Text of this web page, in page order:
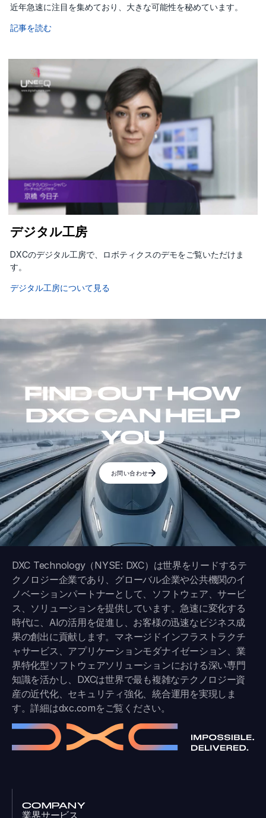
近年急速に注目を集めており、大きな可能性を秘めています。
記事を読む
デジタル工房
DXCのデジタル工房で、ロボティクスのデモをご覧いただけま
す。
デジタル工房について見る
FIND OUT HOW
DXC CAN HELP
YOU
お問い合わせ
DXC Technology（NYSE: DXC）は世界をリードするテ
クノロジー企業であり、グローバル企業や公共機関のイ
ノベーションパートナーとして、ソフトウェア、サービ
ス、ソリューションを提供しています。急速に変化する
時代に、AIの活用を促進し、お客様の迅速なビジネス成
果の創出に貢献します。マネージドインフラストラクチ
ャサービス、アプリケーションモダナイゼーション、業
界特化型ソフトウェアソリューションにおける深い専門
知識を活かし、DXCは世界で最も複雑なテクノロジー資
産の近代化、セキュリティ強化、統合運用を実現しま
す。詳細はdxc.comをご覧ください。
COMPANY
業界サービス